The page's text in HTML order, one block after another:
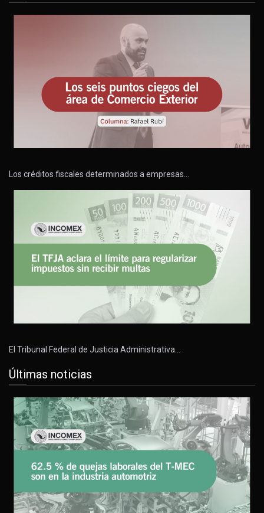
Los créditos fiscales determinados a empresas…
El Tribunal Federal de Justicia Administrativa…
Últimas noticias